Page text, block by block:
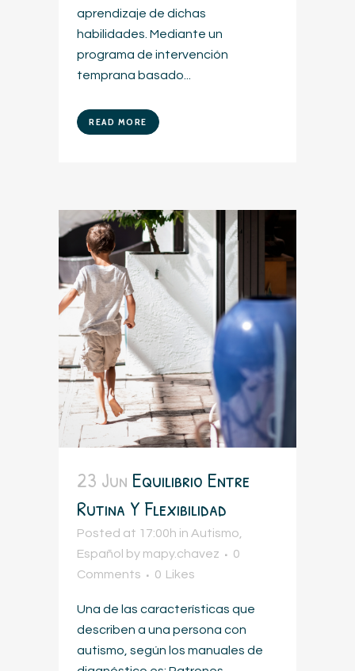
aprendizaje de dichas
habilidades. Mediante un
programa de intervención
temprana basado...
READ MORE
23 Jun Equilibrio Entre
Rutina Y Flexibilidad
Posted at 17:00h in Autismo
Español by mapy.chavez
0
Comments
0 Likes
Una de las características que
describen a una persona con
autismo, según los manuales de